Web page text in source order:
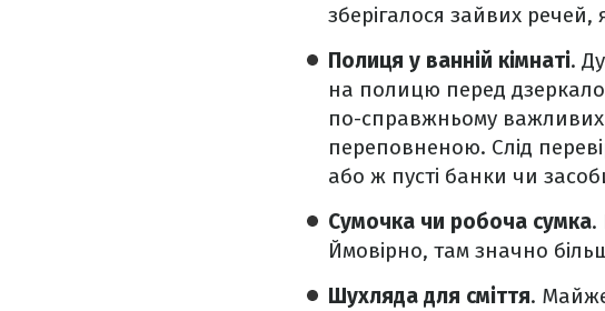
зберігалося зайвих
Полиця у ванній кімнаті.
на полицю перед
по-справжньому важливих
переповненою. Слід
або ж пусті банки чи
Сумочка чи робоча сумка.
Ймовірно, там значно
Шухляда для сміття.